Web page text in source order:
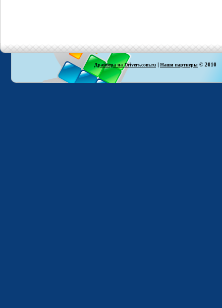
Драйвера на Drivers.com.ru | Наши партнеры © 2010